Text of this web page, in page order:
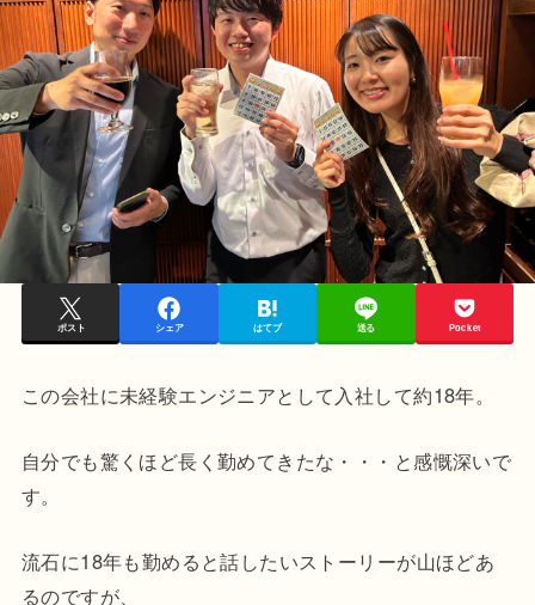
ポスト シェア はてブ 送る Pocket
この会社に未経験エンジニアとして入社して約18年。
自分でも驚くほど長く勤めてきたな・・・と感慨深いで
す。
流石に18年も勤めると話したいストーリーが山ほどあ
るのですが、